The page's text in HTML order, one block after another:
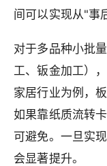
间可以实现从"事
对于多品种小批
工、钣金加工）
家居行业为例，
如果靠纸质流转
可避免。一旦实
会显著提升。